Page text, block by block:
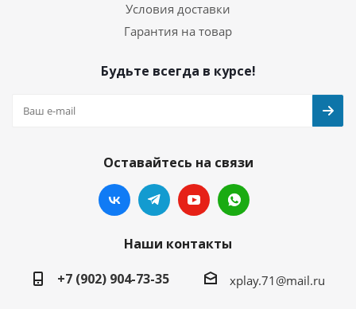
Условия доставки
Гарантия на товар
Будьте всегда в курсе!
Оставайтесь на связи
Наши контакты
+7 (902) 904-73-35
xplay.71@mail.ru